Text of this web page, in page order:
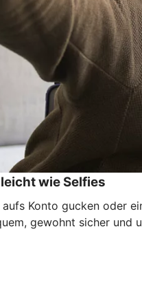
wie Selfies
Konto gucken oder
gewohnt sicher